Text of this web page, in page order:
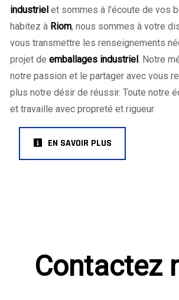
industriel et sommes à l’écoute de vos
habitez à Riom, nous sommes à votre
vous transmettre les renseignements
projet de emballages industriel . Notre
notre passion et le partager avec vous
plus notre désir de réussir. Toute notre
et travaille avec propreté et rigueur.
EN SAVOIR PLUS
Contactez